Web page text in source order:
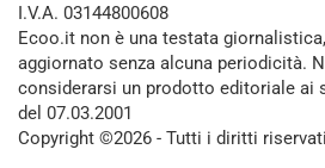
I.V.A. 03144800608
Ecoo.it non è una testata
aggiornato senza alcuna periodicità.
considerarsi un prodotto editoriale ai
del 07.03.2001
Copyright ©2026 - Tutti i diritti